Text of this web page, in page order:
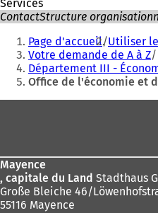
Services
ContactStructure
Vous
êtes
ici
Page d'accueil Utiliser
Votre demande de A à Z
Département III -
Office de l'économie et
Mayence
, capitale du Land Stadthaus
Große Bleiche 46/
55116 Mayence